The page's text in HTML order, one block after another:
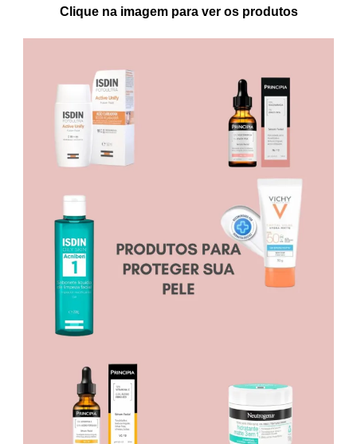
Clique na imagem para ver os produtos